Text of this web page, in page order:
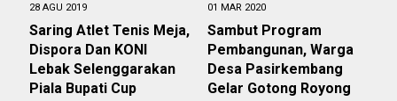
28 AGU 2019
Saring Atlet Tenis Meja,
Dispora Dan KONI
Lebak Selenggarakan
Piala Bupati Cup
01 MAR 2020
Sambut Program
Pembangunan, Warga
Desa Pasirkembang
Gelar Gotong Royong